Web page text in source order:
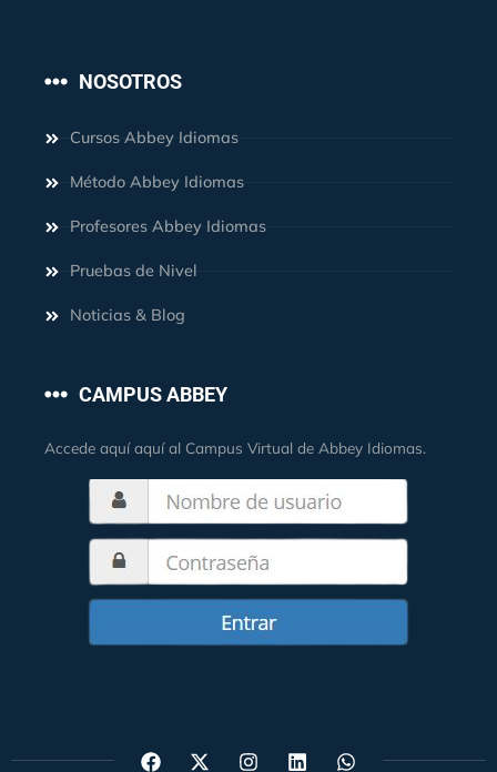
NOSOTROS
Cursos Abbey Idiomas
Método Abbey Idiomas
Profesores Abbey Idiomas
Pruebas de Nivel
Noticias & Blog
CAMPUS ABBEY
Accede aquí aquí al Campus Virtual de Abbey Idiomas.